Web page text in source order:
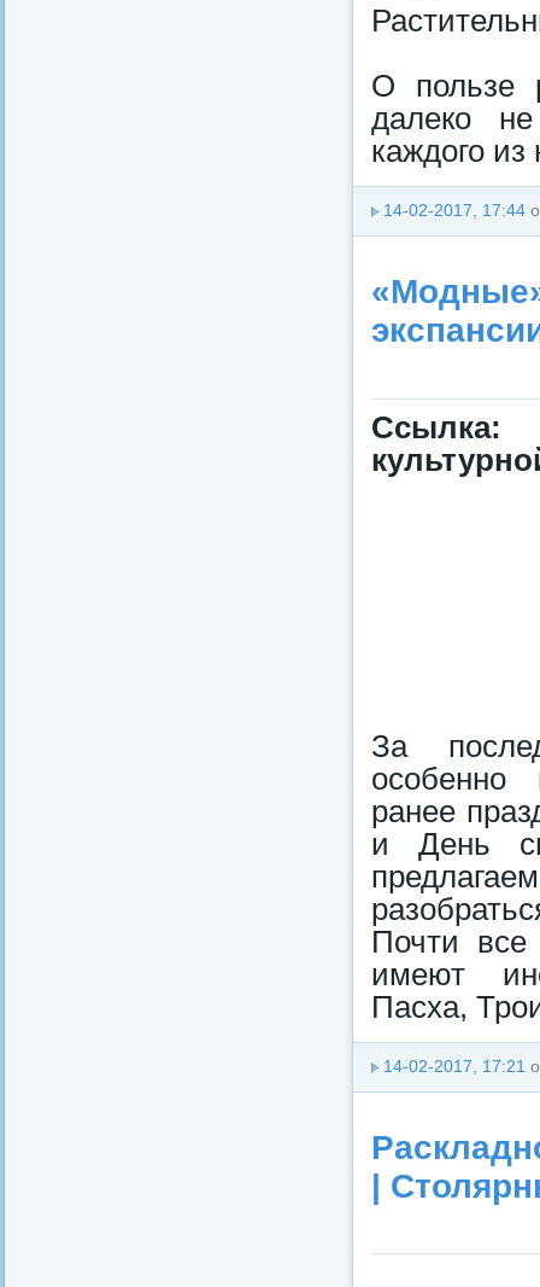
О пользе
далеко
каждого из
14-02-2017, 17:44
За
особенно
ранее
и День
Почти все
имеют
Пасха,
14-02-2017, 17:21
|